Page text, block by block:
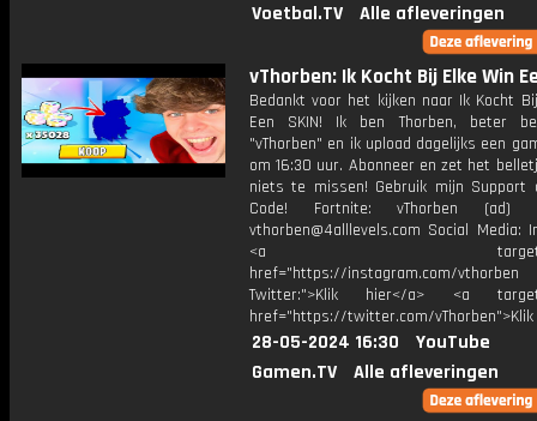
Voetbal.TV
Alle afleveringen
vThorben: Ik Kocht Bij Elke Win
Bedankt voor het kijken naar Ik Kocht
Een SKIN! Ik ben Thorben, beter
"vThorben" en ik upload dagelijks een
om 16:30 uur. Abonneer en zet het
niets te missen! Gebruik mijn Support
Code! Fortnite: vThorben (ad)
vthorben@4alllevels.com Social Media:
<a
href="https://instagram.com/vthorben
Twitter:">Klik hier</a> <a
href="https://twitter.com/
28-05-2024 16:30
YouTube
Gamen.TV
Alle afleveringen